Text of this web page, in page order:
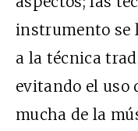
instrumento
a la técnica
evitando el uso
mucha de la